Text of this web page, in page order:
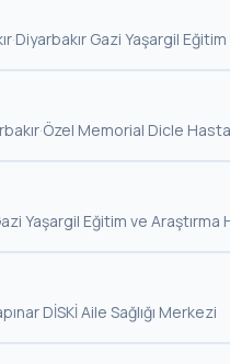
·Diyarbakır Gazi Yaşargil
·Özel Memorial Dicle
Yaşargil Eğitim ve
DİSKİ Aile Sağlığı Merkezi